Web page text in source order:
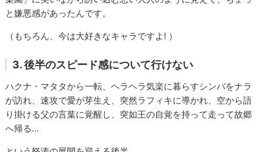
と嫌悪感があったんです。
（もちろん、今は大好きなキャラですよ! ）
3. 後半のスピード感について行けない
ハクナ・マタタから一転、ヘラヘラ気楽に暮らすシンバをナラ
が訪れ、速攻で愛が芽生え、突然ラフィキに導かれ、空から語
り掛ける父の言葉に覚醒し、突如王の自覚を持って走って故郷
へ帰る…